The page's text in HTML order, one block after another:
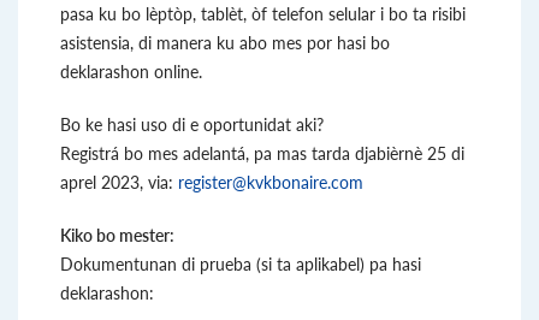
pasa ku bo lèptòp, tablèt, òf telefon selular i bo ta risibi
asistensia, di manera ku abo mes por hasi bo
deklarashon online.
Bo ke hasi uso di e oportunidat aki?
Registrá bo mes adelantá, pa mas tarda djabièrnè 25 di
aprel 2023, via: register@kvkbonaire.com
Kiko bo mester:
Dokumentunan di prueba (si ta aplikabel) pa hasi
deklarashon: